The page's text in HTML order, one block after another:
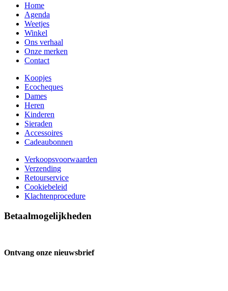
Home
Agenda
Weetjes
Winkel
Ons verhaal
Onze merken
Contact
Koopjes
Ecocheques
Dames
Heren
Kinderen
Sieraden
Accessoires
Cadeaubonnen
Verkoopsvoorwaarden
Verzending
Retourservice
Cookiebeleid
Klachtenprocedure
Betaalmogelijkheden
Ontvang onze nieuwsbrief